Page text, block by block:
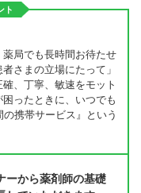
ト
局でも長時間お待たせ
さまの立場にたって」
、丁寧、敏速をモット
ったときに、いつでも
携帯サービス』という
ーから薬剤師の基礎